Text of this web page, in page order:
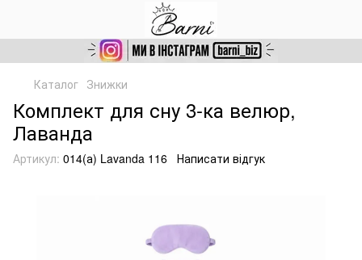
Каталог Знижки
Комплект для сну 3-ка велюр,
Лаванда
Артикул: 014(а) Lavanda 116 Написати відгук